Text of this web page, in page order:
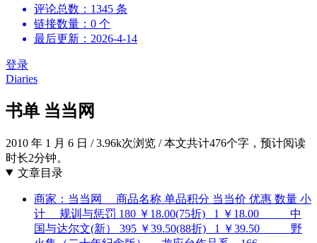
评论总数：1345 条
链接数量：0 个
最后更新：2026-4-14
登录
Diaries
书单 当当网
2010 年 1 月 6 日 /3.96k次浏览 /本文共计476个字，预计阅读
时长2分钟。
文章目录
商家：当当网 商品名称 单品积分 当当价 优惠 数量 小
计 规训与惩罚 180 ￥18.00(75折) 1 ￥18.00 中
国与达尔文(新） 395 ￥39.50(88折) 1 ￥39.50 野